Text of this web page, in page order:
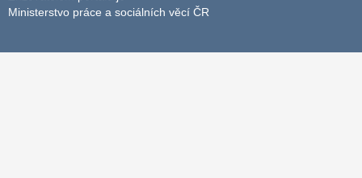
Ministerstvo práce a sociálních věcí ČR